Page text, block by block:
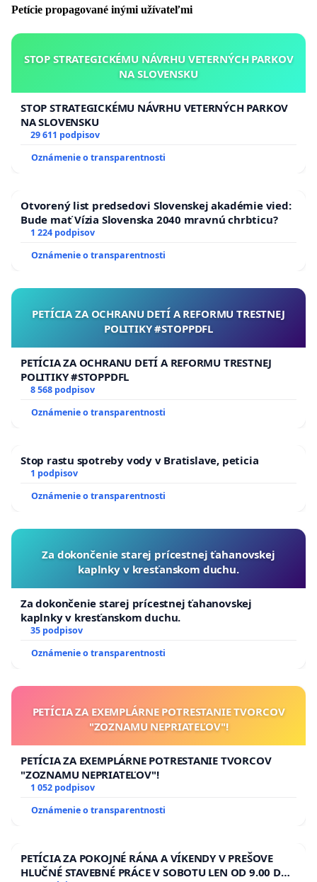
Petície propagované inými užívateľmi
STOP STRATEGICKÉMU NÁVRHU VETERNÝCH PARKOV
NA SLOVENSKU
STOP STRATEGICKÉMU NÁVRHU VETERNÝCH PARKOV
NA SLOVENSKU
29 611 podpisov
Oznámenie o transparentnosti
Otvorený list predsedovi Slovenskej akadémie vied:
Bude mať Vízia Slovenska 2040 mravnú chrbticu?
1 224 podpisov
Oznámenie o transparentnosti
PETÍCIA ZA OCHRANU DETÍ A REFORMU TRESTNEJ
POLITIKY #STOPPDFL
PETÍCIA ZA OCHRANU DETÍ A REFORMU TRESTNEJ
POLITIKY #STOPPDFL
8 568 podpisov
Oznámenie o transparentnosti
Stop rastu spotreby vody v Bratislave, peticia
1 podpisov
Oznámenie o transparentnosti
Za dokončenie starej prícestnej ťahanovskej
kaplnky v kresťanskom duchu.
Za dokončenie starej prícestnej ťahanovskej
kaplnky v kresťanskom duchu.
35 podpisov
Oznámenie o transparentnosti
PETÍCIA ZA EXEMPLÁRNE POTRESTANIE TVORCOV
"ZOZNAMU NEPRIATEĽOV"!
PETÍCIA ZA EXEMPLÁRNE POTRESTANIE TVORCOV
"ZOZNAMU NEPRIATEĽOV"!
1 052 podpisov
Oznámenie o transparentnosti
PETÍCIA ZA POKOJNÉ RÁNA A VÍKENDY V PREŠOVE
HLUČNÉ STAVEBNÉ PRÁCE V SOBOTU LEN OD 9.00 DO